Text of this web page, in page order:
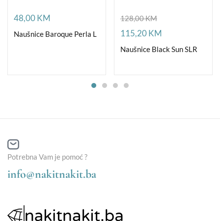
48,00KM
Naušnice Baroque Perla L
128,00KM
115,20KM
Naušnice Black Sun SLR
Potrebna Vam je pomoć ?
info@nakitnakit.ba